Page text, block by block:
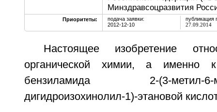
Минздравсоцразвития
Приоритеты:
подача заявки:
2012-12-10
публикация
27.09.2014
Настоящее изобретение
органической химии, а именно
бензиламида 2-(3-метил-6-
дигидроизохинолил-1)-этановой